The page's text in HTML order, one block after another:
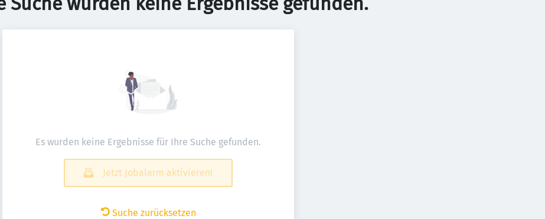
Es wurden keine Ergebnisse für Ihre Suche gefunden.
Jetzt Jobalarm aktivieren!
Suche zurücksetzen